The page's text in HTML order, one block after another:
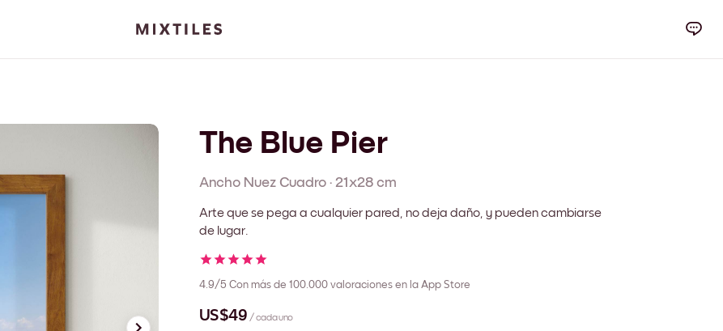
The Blue Pier
Ancho Nuez Cuadro · 21x28 cm
Arte que se pega a cualquier pared, no deja daño, y pueden cambiarse
de lugar.
4.9/5 Con más de 100.000 valoraciones en la App Store
US$49 / cada uno